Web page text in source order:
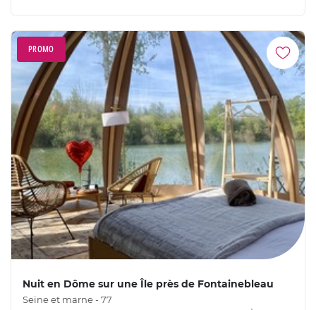
PROMO
Nuit en Dôme sur une Île près de Fontainebleau
Seine et marne - 77